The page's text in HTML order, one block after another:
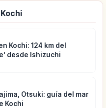
Kochi: 124 km del
desde Ishizuchi
Otsuki: guía del mar
Kochi